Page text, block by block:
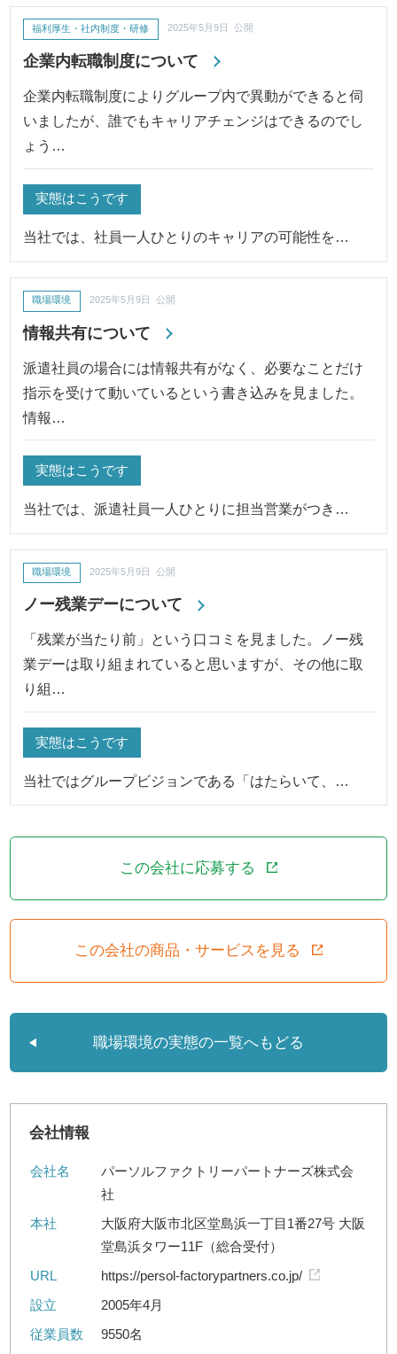
企業内転職制度について
福利厚生・社内制度・研修 2025年5月9日 公開
企業内転職制度によりグループ内で異動ができると伺
いましたが、誰でもキャリアチェンジはできるのでし
ょう…
実態はこうです
当社では、社員一人ひとりのキャリアの可能性を…
情報共有について
職場環境 2025年5月9日 公開
派遣社員の場合には情報共有がなく、必要なことだけ
指示を受けて動いているという書き込みを見ました。
情報…
実態はこうです
当社では、派遣社員一人ひとりに担当営業がつき…
ノー残業デーについて
職場環境 2025年5月9日 公開
「残業が当たり前」という口コミを見ました。ノー残
業デーは取り組まれていると思いますが、その他に取
り組…
実態はこうです
当社ではグループビジョンである「はたらいて、…
この会社に応募する
この会社の商品・サービスを見る
職場環境の実態の一覧へもどる
会社情報
会社名
パーソルファクトリーパートナーズ株式会
社
本社
大阪府大阪市北区堂島浜一丁目1番27号 大阪
堂島浜タワー11F（総合受付）
URL
https://persol-factorypartners.co.jp/
設立
2005年4月
従業員数
9550名